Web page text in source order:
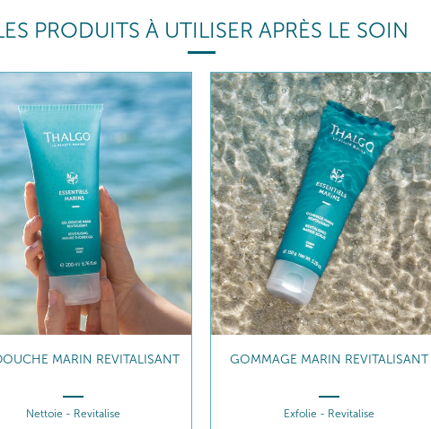
PRODUITS À UTILISER APRÈS LE SOIN
MARIN REVITALISANT
Exfolie - Revitalise
ALGUES MARINES MICRO-ECLATÉES
Reminéralisent - Revitalisent